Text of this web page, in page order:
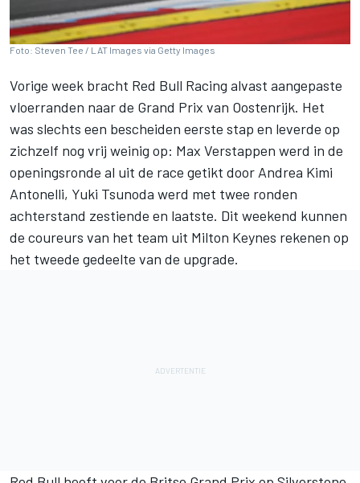
Foto: Steven Tee / LAT Images via Getty Images
Vorige week bracht Red Bull Racing alvast aangepaste
vloerranden naar de Grand Prix van Oostenrijk. Het
was slechts een bescheiden eerste stap en leverde op
zichzelf nog vrij weinig op: Max Verstappen werd in de
openingsronde al uit de race getikt door Andrea Kimi
Antonelli, Yuki Tsunoda werd met twee ronden
achterstand zestiende en laatste. Dit weekend kunnen
de coureurs van het team uit Milton Keynes rekenen op
het tweede gedeelte van de upgrade.